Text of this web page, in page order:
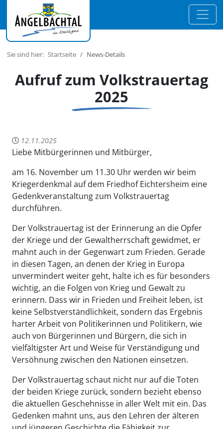
Sie sind hier: Startseite News-Details
Aufruf zum Volkstrauertag
2025
12.11.2025
Liebe Mitbürgerinnen und Mitbürger,
am 16. November um 11.30 Uhr werden wir beim
Kriegerdenkmal auf dem Friedhof Eichtersheim eine
Gedenkveranstaltung zum Volkstrauertag
durchführen.
Der Volkstrauertag ist der Erinnerung an die Opfer
der Kriege und der Gewaltherrschaft gewidmet, er
mahnt auch in der Gegenwart zum Frieden. Gerade
in diesen Tagen, an denen der Krieg in Europa
unvermindert weiter geht, halte ich es für besonders
wichtig, an die Folgen von Krieg und Gewalt zu
erinnern. Dass wir in Frieden und Freiheit leben, ist
keine Selbstverständlichkeit, sondern das Ergebnis
harter Arbeit von Politikerinnen und Politikern, wie
auch von Bürgerinnen und Bürgern, die sich in
vielfältigster Art und Weise für Verständigung und
Versöhnung zwischen den Nationen einsetzen.
Der Volkstrauertag schaut nicht nur auf die Toten
der beiden Kriege zurück, sondern bezieht ebenso
die aktuellen Geschehnisse in aller Welt mit ein. Das
Gedenken mahnt uns, aus den Lehren der älteren